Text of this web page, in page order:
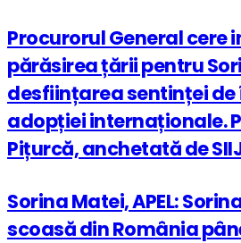
Procurorul General cere
părăsirea țării pentru
desființarea sentinței
adopției internaționale.
Pițurcă, anchetată de
Sorina Matei, APEL:
scoasă din România